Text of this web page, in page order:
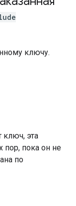
ключу.
ключ, эта
пор, пока он не
по